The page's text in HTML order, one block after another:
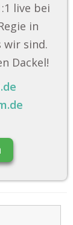
live bei
in
wir sind.
Dackel!